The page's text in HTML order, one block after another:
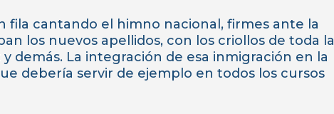
fila cantando el himno nacional, firmes ante la
los nuevos apellidos, con los criollos de toda la
demás. La integración de esa inmigración en la
debería servir de ejemplo en todos los cursos